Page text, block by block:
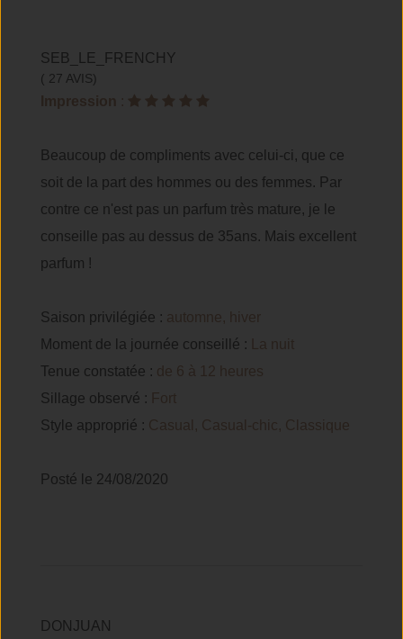
SEB_LE_FRENCHY
( 27 AVIS)
Impression :
Beaucoup de compliments avec celui-ci, que ce
soit de la part des hommes ou des femmes. Par
contre ce n'est pas un parfum très mature, je le
conseille pas au dessus de 35ans. Mais excellent
parfum !
Saison privilégiée : automne, hiver
Moment de la journée conseillé :
La nuit
Tenue constatée : de 6 à 12 heures
Sillage observé : Fort
Style approprié : Casual, Casual-chic, Classique
Posté le 24/08/2020
DONJUAN